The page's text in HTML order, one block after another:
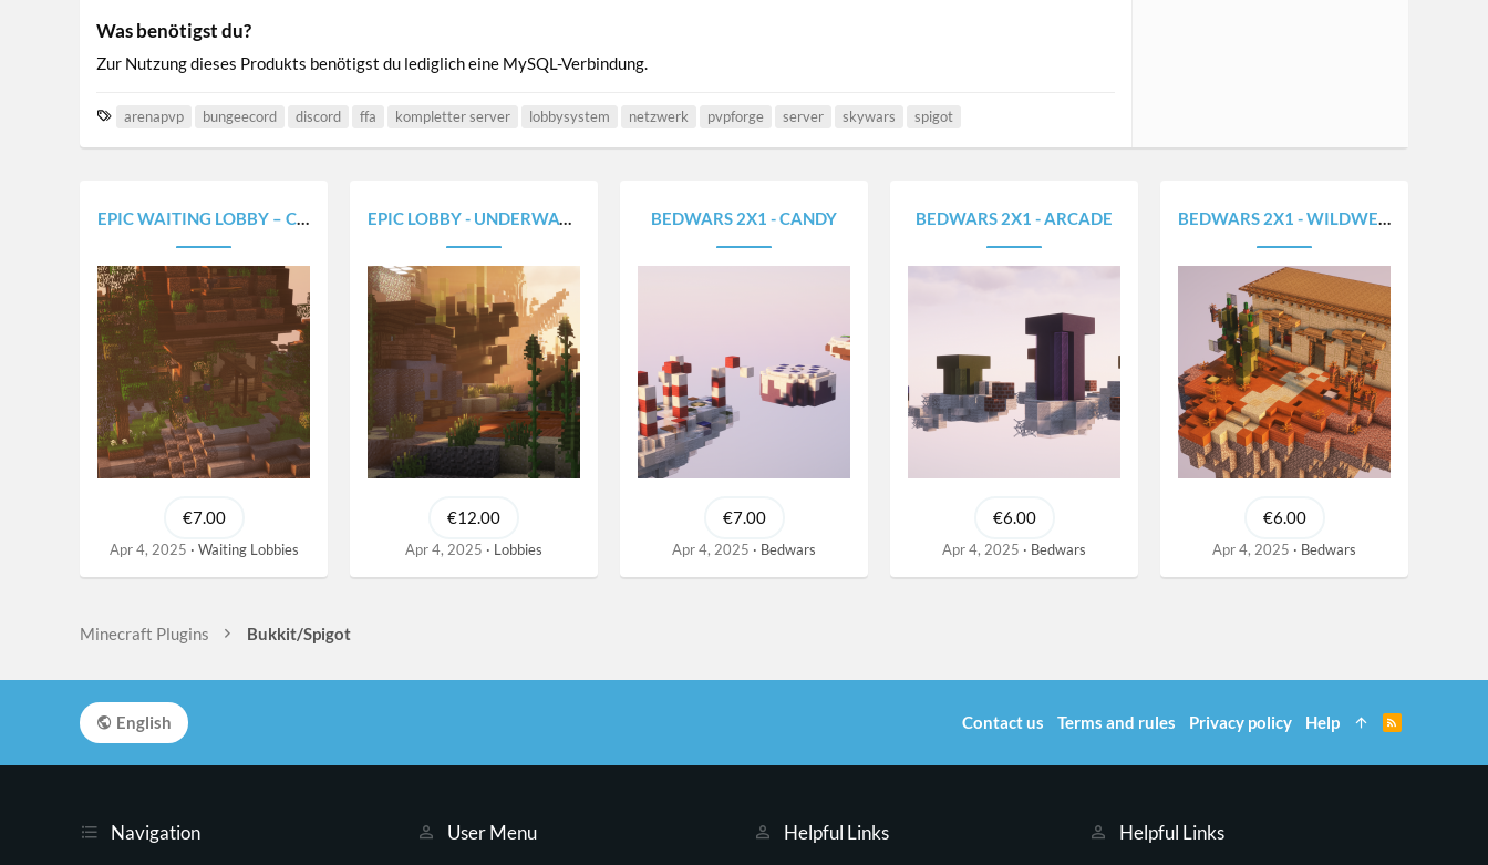
Was benötigst du?
Zur Nutzung dieses Produkts benötigst du lediglich eine MySQL-Verbindung.
arenapvp bungeecord discord ffa kompletter server lobbysystem netzwerk pvpforge server skywars spigot
EPIC WAITING LOBBY – COTTAGE
€7.00
Apr 4, 2025 Waiting Lobbies
EPIC LOBBY - UNDERWATER-WORLD (OCEAN STYLE)
€12.00
Apr 4, 2025 Lobbies
BEDWARS 2X1 - CANDY
€7.00
Apr 4, 2025 Bedwars
BEDWARS 2X1 - ARCADE
€6.00
Apr 4, 2025 Bedwars
BEDWARS 2X1 - WILDWEST
€6.00
Apr 4, 2025 Bedwars
Minecraft Plugins Bukkit/Spigot
Navigation User Menu Helpful Links Helpful Links
English Contact us Terms and rules Privacy policy Help